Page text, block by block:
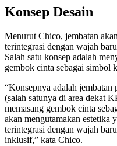
Konsep Desain
Menurut Chico, jembatan
terintegrasi dengan wajah
Salah satu konsep adalah
gembok cinta sebagai simbol
“Konsepnya adalah jembatan
(salah satunya di area dekat
memasang gembok cinta
akan mengutamakan estetika
terintegrasi dengan wajah
inklusif,” kata Chico.